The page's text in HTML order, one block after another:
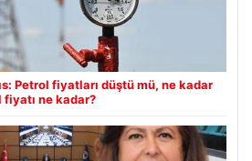
Petrol fiyatları düştü mü, ne kadar
ne kadar?